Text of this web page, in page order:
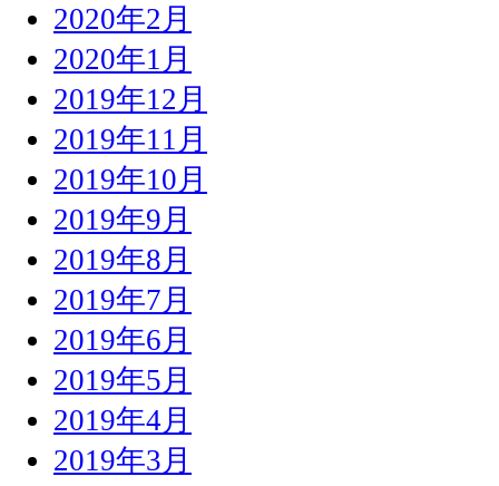
2020年2月
2020年1月
2019年12月
2019年11月
2019年10月
2019年9月
2019年8月
2019年7月
2019年6月
2019年5月
2019年4月
2019年3月